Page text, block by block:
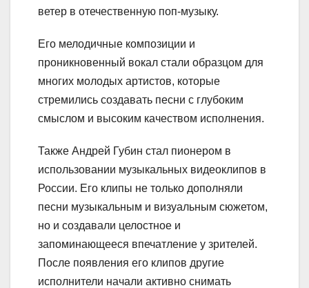
ветер в отечественную поп-музыку.
Его мелодичные композиции и
проникновенный вокал стали образцом для
многих молодых артистов, которые
стремились создавать песни с глубоким
смыслом и высоким качеством исполнения.
Также Андрей Губин стал пионером в
использовании музыкальных видеоклипов в
России. Его клипы не только дополняли
песни музыкальным и визуальным сюжетом,
но и создавали целостное и
запоминающееся впечатление у зрителей.
После появления его клипов другие
исполнители начали активно снимать